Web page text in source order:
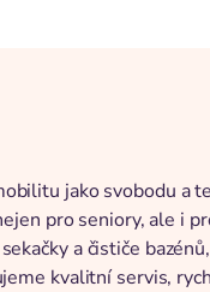
jako svobodu a
pro seniory, ale i
a čističe
kvalitní servis,